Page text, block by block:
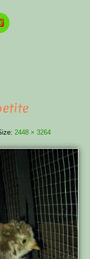
2448 × 3264